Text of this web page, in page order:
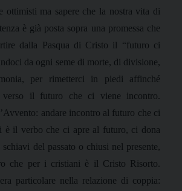
ottimisti ma sapere che la nostra vita di
è già posta sopra una promessa che
dalla Pasqua di Cristo il “futuro ci
da ogni seme di morte, di divisione,
per rimetterci in piedi affinché
verso il futuro che ci viene incontro.
andare incontro al futuro che ci
è il verbo che ci apre al futuro, ci dona
del passato o chiusi nel presente,
che per i cristiani è il Cristo Risorto.
particolare nella relazione di coppia: